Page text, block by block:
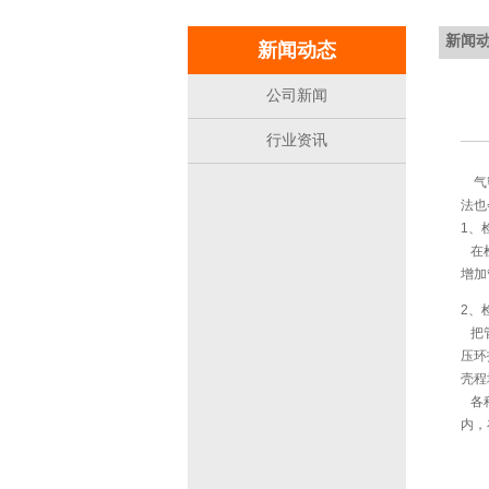
新闻动态
公司新闻
行业资讯
新闻
气
法
1、
在
增
2、
把
压
壳
各
内